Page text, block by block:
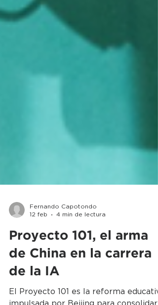
12 feb
4 min de lectura
Proyecto 101, el arma
de China en la carrera